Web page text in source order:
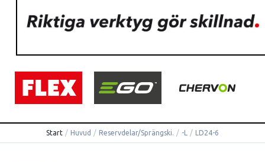
Start / Huvud / Reservdelar/Sprängski. / -L / LD24-6